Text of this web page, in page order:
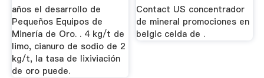
años el desarrollo de
Pequeños Equipos de
Minería de Oro. . 4 kg/t de
limo, cianuro de sodio de 2
kg/t, la tasa de lixiviación
de oro puede.
Contact US concentrador
de mineral promociones en
belgic celda de .